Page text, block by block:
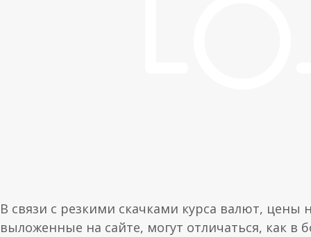
В связи с резкими скачками курса валют, цены
выложенные на сайте, могут отличаться, как в